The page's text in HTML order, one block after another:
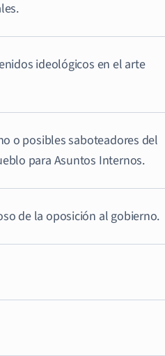
ideológicos en el arte
o posibles saboteadores del
para Asuntos Internos.
de la oposición al gobierno.